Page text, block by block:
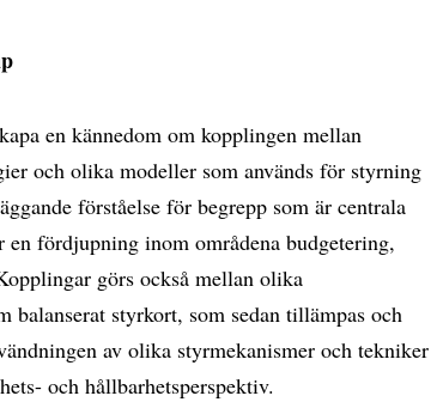
en kännedom om kopplingen mellan
och olika modeller som används för styrning
förståelse för begrepp som är centrala
fördjupning inom områdena budgetering,
görs också mellan olika
balanserat styrkort, som sedan tillämpas och
av olika styrmekanismer och tekniker
och hållbarhetsperspektiv.